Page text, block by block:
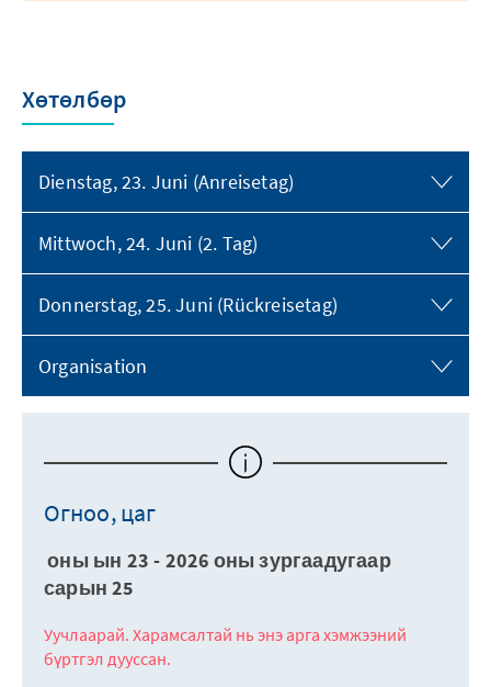
Хөтөлбөр
Dienstag, 23. Juni (Anreisetag)
Mittwoch, 24. Juni (2. Tag)
Donnerstag, 25. Juni (Rückreisetag)
Organisation
Огноо, цаг
оны ын 23 - 2026 оны зургаадугаар
сарын 25
Уучлаарай. Харамсалтай нь энэ арга хэмжээний
бүртгэл дууссан.